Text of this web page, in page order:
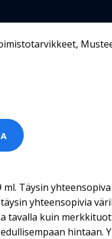
,
ml. Täysin
yhteensopivia
tavalla kuin
hintaan.